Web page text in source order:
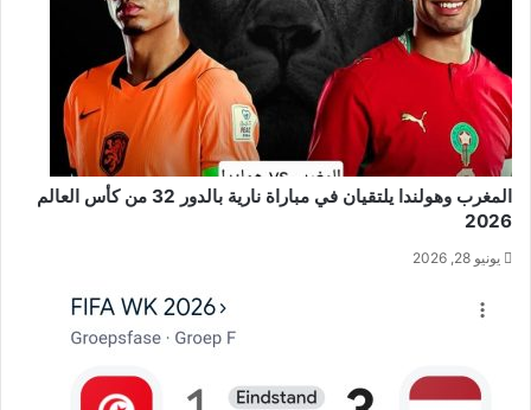
المغرب وهولندا يلتقيان في مباراة نارية بالدور 32 من كأس العالم
2026
يونيو 28, 2026